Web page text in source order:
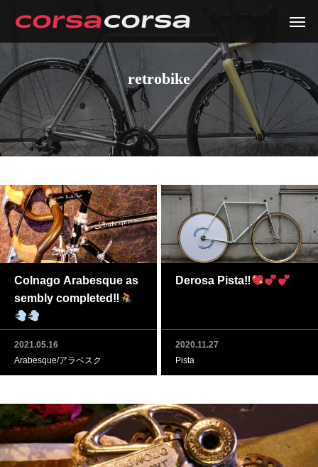
retrobike
Colnago Arabesque as
sembly completed‼
2021.05.16
Arabesque/アラベスク
Derosa Pista‼
2020.11.27
Pista